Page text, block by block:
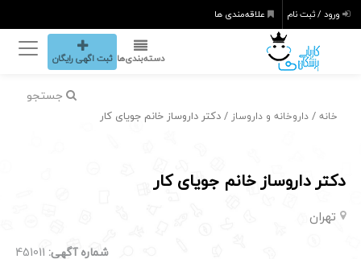
ورود / ثبت نام علاقه‌مندی ها
دسته‌بندی‌ها ثبت اگهی رایگان
جستجو
خانه /داروخانه و داروساز / دکتر داروساز خانم جویای کار
دکتر داروساز خانم جویای کار
تهران
شماره آگهی: 451011